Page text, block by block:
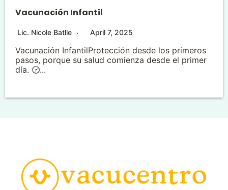
Vacunación Infantil
Lic. Nicole Batlle April 7, 2025
Vacunación InfantilProtección desde los primeros
pasos, porque su salud comienza desde el primer
día. 🕝...